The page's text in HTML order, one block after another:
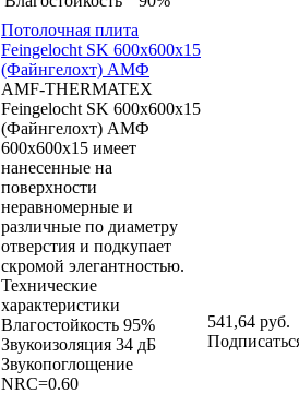
Потолочная плита
Feingelocht SK 600x600x15
(Файнгелохт) АМФ
AMF-THERMATEX
Feingelocht SK 600x600x15
(Файнгелохт) АМФ
600x600x15 имеет
нанесенные на
поверхности
неравномерные и
различные по диаметру
отверстия и подкупает
скромой элегантностью.
Технические
характеристики
Влагостойкость 95%
Звукоизоляция 34 дБ
Звукопоглощение
NRC=0.60
541,64 руб.